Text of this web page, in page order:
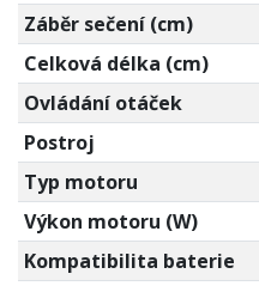
Záběr sečení (cm)
Celková délka (cm)
Ovládání otáček
Postroj
Typ motoru
Výkon motoru (W)
Kompatibilita baterie